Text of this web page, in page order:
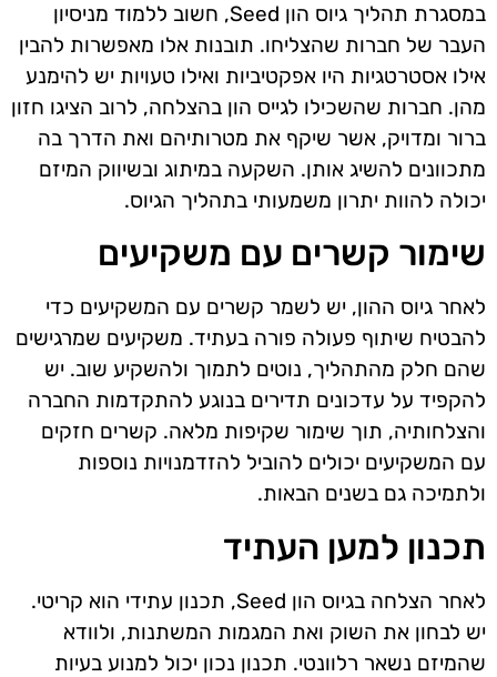
במסגרת תהליך גיוס הון Seed, חשוב ללמוד מניסיון
העבר של חברות שהצליחו. תובנות אלו מאפשרות להבין
אילו אסטרטגיות היו אפקטיביות ואילו טעויות יש להימנע
מהן. חברות שהשכילו לגייס הון בהצלחה, לרוב הציגו חזון
ברור ומדויק, אשר שיקף את מטרותיהם ואת הדרך בה
מתכוונים להשיג אותן. השקעה במיתוג ובשיווק המיזם
יכולה להוות יתרון משמעותי בתהליך הגיוס.
שימור קשרים עם משקיעים
לאחר גיוס ההון, יש לשמר קשרים עם המשקיעים כדי
להבטיח שיתוף פעולה פורה בעתיד. משקיעים שמרגישים
שהם חלק מהתהליך, נוטים לתמוך ולהשקיע שוב. יש
להקפיד על עדכונים תדירים בנוגע להתקדמות החברה
והצלחותיה, תוך שימור שקיפות מלאה. קשרים חזקים
עם המשקיעים יכולים להוביל להזדמנויות נוספות
ולתמיכה גם בשנים הבאות.
תכנון למען העתיד
לאחר הצלחה בגיוס הון Seed, תכנון עתידי הוא קריטי.
יש לבחון את השוק ואת המגמות המשתנות, ולוודא
שהמיזם נשאר רלוונטי. תכנון נכון יכול למנוע בעיות